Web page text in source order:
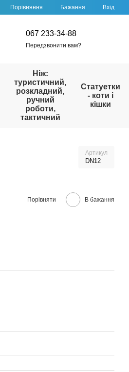
Порівняння Бажання Вхід
067 233-34-88
Передзвонити вам?
Ніж:
туристичний,
розкладний,
ручний
роботи,
тактичний
Статуетки
- коти і
кішки
Артикул
DN12
Порівняти В бажання